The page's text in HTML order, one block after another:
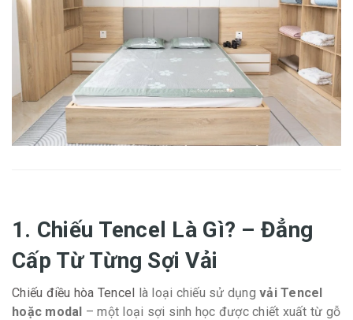
1. Chiếu Tencel Là Gì? – Đẳng
Cấp Từ Từng Sợi Vải
Chiếu điều hòa Tencel là loại chiếu sử dụng vải Tencel
hoặc modal – một loại sợi sinh học được chiết xuất từ gỗ